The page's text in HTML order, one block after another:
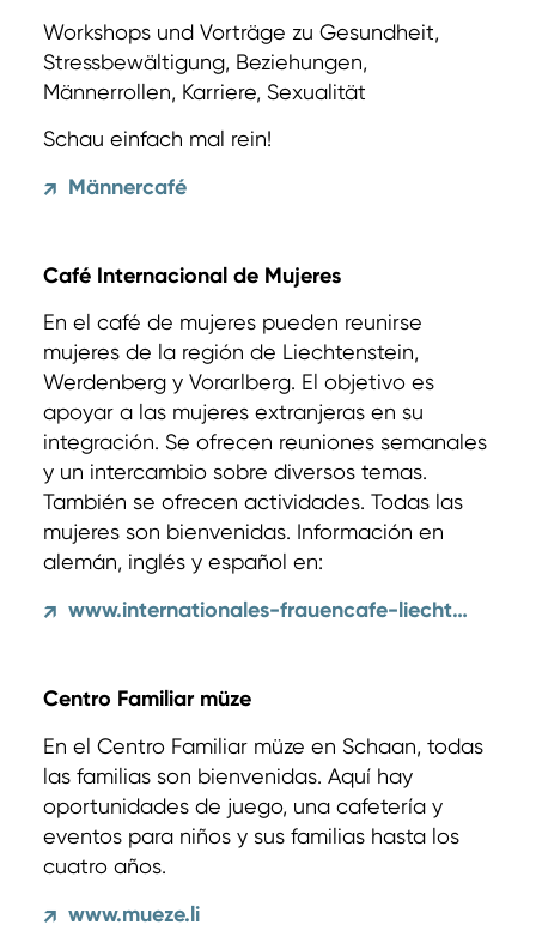
Workshops und Vorträge zu Gesundheit,
Stressbewältigung, Beziehungen,
Männerrollen, Karriere, Sexualität
Schau einfach mal rein!
↗ Männercafé
Café Internacional de Mujeres
En el café de mujeres pueden reunirse
mujeres de la región de Liechtenstein,
Werdenberg y Vorarlberg. El objetivo es
apoyar a las mujeres extranjeras en su
integración. Se ofrecen reuniones semanales
y un intercambio sobre diversos temas.
También se ofrecen actividades. Todas las
mujeres son bienvenidas. Información en
alemán, inglés y español en:
↗ www.internationales-frauencafe-liechtenstein.com
Centro Familiar müze
En el Centro Familiar müze en Schaan, todas
las familias son bienvenidas. Aquí hay
oportunidades de juego, una cafetería y
eventos para niños y sus familias hasta los
cuatro años.
↗ www.mueze.li